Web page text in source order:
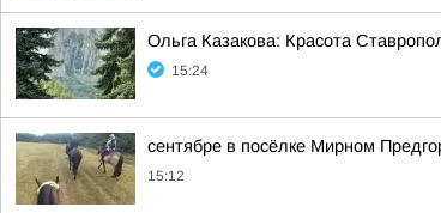
Ольга Казакова: Красота
15:24
сентябре в посёлке Мирном
15:12